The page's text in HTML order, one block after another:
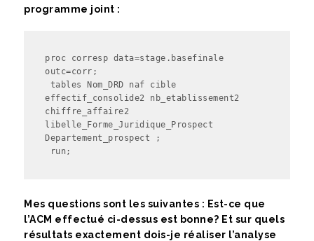
programme joint :
proc corresp data=stage.basefinale
outc=corr;
effectif_consolide2 nb_etablissement2
chiffre_affaire2
libelle_Forme_Juridique_Prospect
Departement_prospect ;
run;
Mes questions sont les suivantes : Est-ce que
l’ACM effectué ci-dessus est bonne? Et sur quels
résultats exactement dois-je réaliser l’analyse